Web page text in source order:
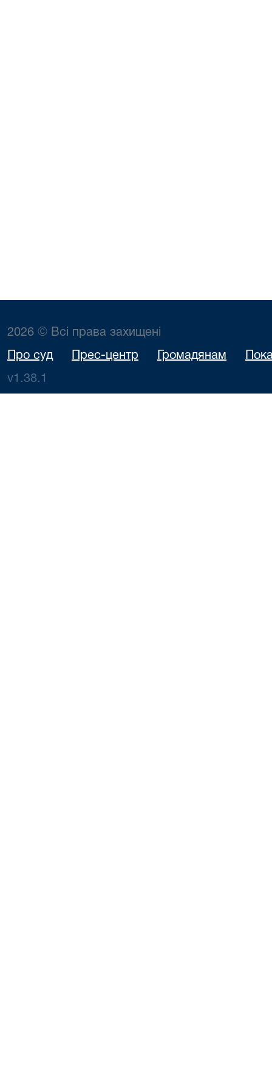
2026 © Всі права захищені
Про суд Прес-центр Громадянам
v1.38.1